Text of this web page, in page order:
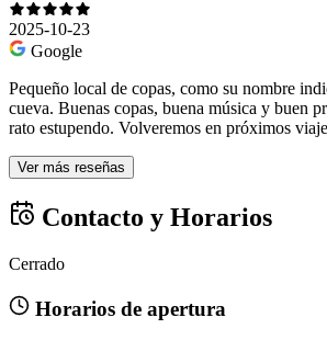
2025-10-23
Google
Pequeño local de copas, como su nombre
cueva. Buenas copas, buena música y buen
rato estupendo. Volveremos en próximos
Ver más reseñas
Contacto y Horarios
Cerrado
Horarios de apertura